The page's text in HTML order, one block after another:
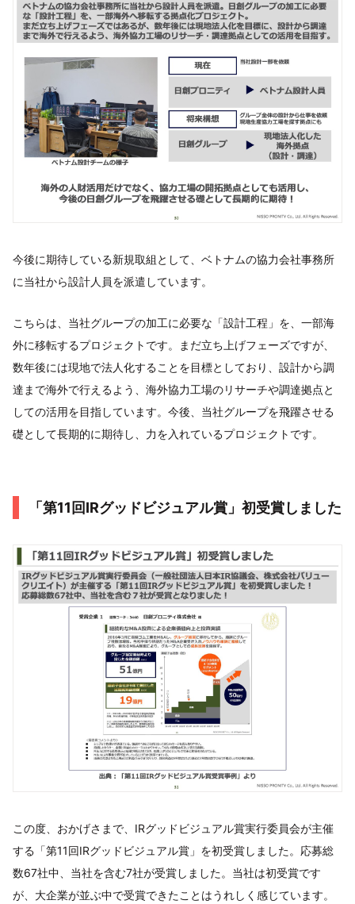
今後に期待している新規取組として、ベトナムの協力会社事務所
に当社から設計人員を派遣しています。
こちらは、当社グループの加工に必要な「設計工程」を、一部海
外に移転するプロジェクトです。まだ立ち上げフェーズですが、
数年後には現地で法人化することを目標としており、設計から調
達まで海外で行えるよう、海外協力工場のリサーチや調達拠点と
しての活用を目指しています。今後、当社グループを飛躍させる
礎として長期的に期待し、力を入れているプロジェクトです。
「第11回IRグッドビジュアル賞」初受賞しました
この度、おかげさまで、IRグッドビジュアル賞実行委員会が主催
する「第11回IRグッドビジュアル賞」を初受賞しました。応募総
数67社中、当社を含む7社が受賞しました。当社は初受賞です
が、大企業が並ぶ中で受賞できたことはうれしく感じています。